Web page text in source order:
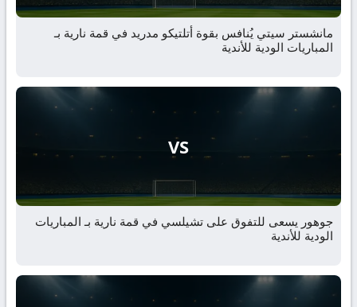
مانشستر سيتي يُنافس بقوة أتلتيكو مدريد في قمة نارية بـ
المباريات الودية للأندية
VS
جوهور يسعى للتفوق على تشيلسي في قمة نارية بـ المباريات
الودية للأندية